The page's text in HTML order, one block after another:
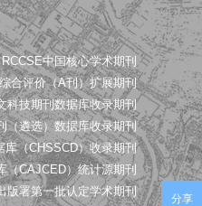
RCCSE中国核心学术期刊
合评价（A刊）扩展期刊
科技期刊数据库收录期刊
（遴选）数据库收录期刊
库（CHSSCD）收录期刊
（CAJCED）统计源期刊
版署第一批认定学术期刊
分享